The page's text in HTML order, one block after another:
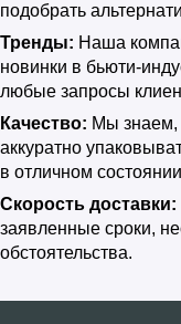
подобрать
Тренды: Наша
новинки в бьюти-
любые запросы
Качество: Мы знаем,
аккуратно
в отличном
Скорость доставки:
заявленные сроки,
обстоятельства.